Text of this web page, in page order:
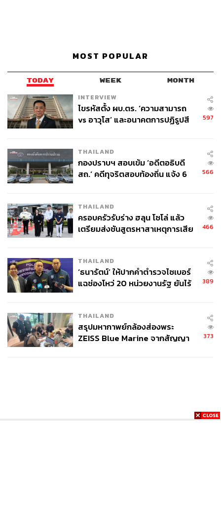
MOST POPULAR
TODAY WEEK MONTH
INTERVIEW
ไขรหัสตั้ง ผบ.ตร. ‘ความสามารถ
vs อาวุโส’ และอนาคตการปฏิรูปสี
597
THAILAND
กองปราบฯ สอบเข้ม ‘อดีตอธิบดี
สถ.’ คดีทุจริตสอบท้องถิ่น แจ้ง 6
566
THAILAND
ครอบครัวรับร่าง ฮลุน โซโล่ แล้ว
เตรียมส่งชันสูตรหาสาเหตุการเสีย
466
THAILAND
‘ธนารัตน์’ ให้ปากคำตำรวจไซเบอร์
แฉช่องโหว่ 20 หน่วยงานรัฐ ยันไร้
389
THAILAND
สรุปมหากาพย์กล้องส่องพระ
ZEISS Blue Marine จากสัญญา
373